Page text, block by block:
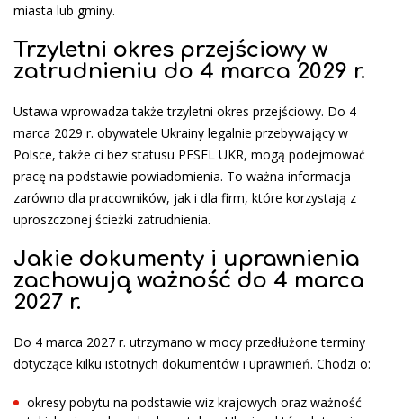
miasta lub gminy.
Trzyletni okres przejściowy w
zatrudnieniu do 4 marca 2029 r.
Ustawa wprowadza także trzyletni okres przejściowy. Do 4
marca 2029 r. obywatele Ukrainy legalnie przebywający w
Polsce, także ci bez statusu PESEL UKR, mogą podejmować
pracę na podstawie powiadomienia. To ważna informacja
zarówno dla pracowników, jak i dla firm, które korzystają z
uproszczonej ścieżki zatrudnienia.
Jakie dokumenty i uprawnienia
zachowują ważność do 4 marca
2027 r.
Do 4 marca 2027 r. utrzymano w mocy przedłużone terminy
dotyczące kilku istotnych dokumentów i uprawnień. Chodzi o:
okresy pobytu na podstawie wiz krajowych oraz ważność